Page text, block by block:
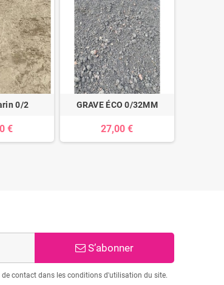
0/2
€
GRAVE ÉCO 0/32MM
27,00 €
S’abonner
contact dans les conditions d'utilisation du site.